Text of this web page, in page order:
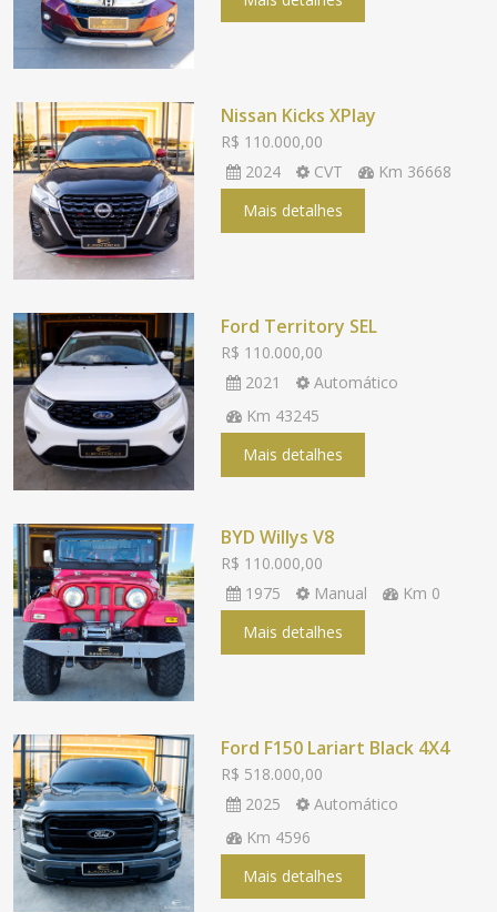
Nissan Kicks XPlay
R$ 110.000,00
2024
CVT
Km 36668
Mais detalhes
Ford Territory SEL
R$ 110.000,00
2021
Automático
Km 43245
Mais detalhes
BYD Willys V8
R$ 110.000,00
1975
Manual
Km 0
Mais detalhes
Ford F150 Lariart Black 4X4
R$ 518.000,00
2025
Automático
Km 4596
Mais detalhes